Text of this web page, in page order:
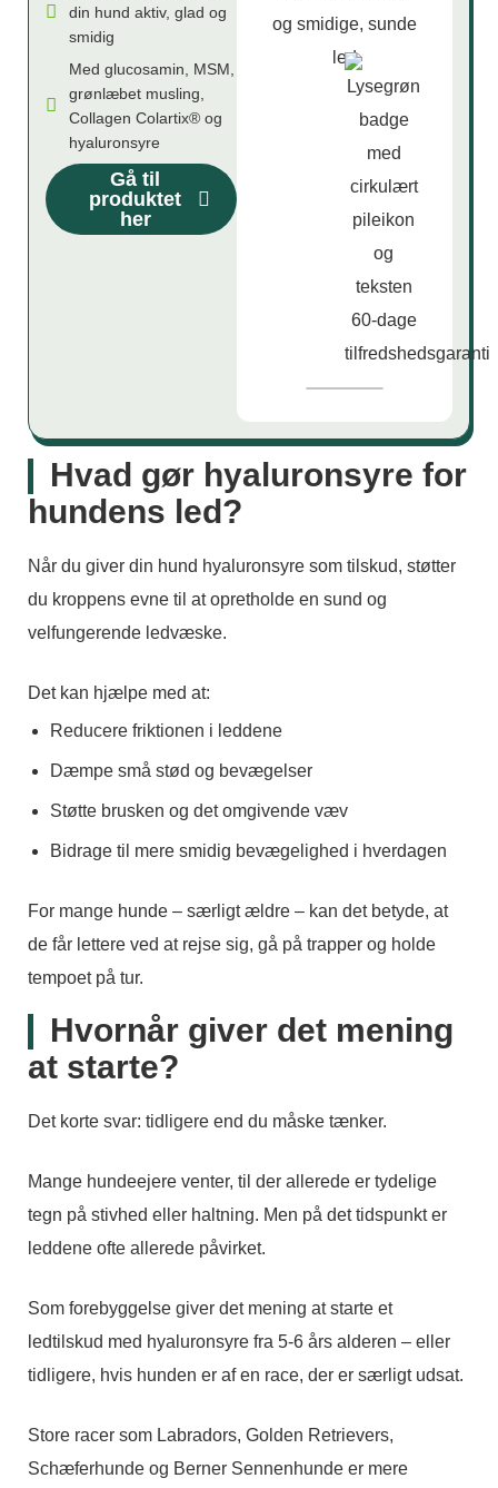
din hund aktiv, glad og
smidig
Med glucosamin, MSM,
grønlæbet musling,
Collagen Colartix® og
hyaluronsyre
Gå til
produktet
her
Hvad gør hyaluronsyre for
hundens led?
Når du giver din hund hyaluronsyre som tilskud, støtter
du kroppens evne til at opretholde en sund og
velfungerende ledvæske.
Det kan hjælpe med at:
Reducere friktionen i leddene
Dæmpe små stød og bevægelser
Støtte brusken og det omgivende væv
Bidrage til mere smidig bevægelighed i hverdagen
For mange hunde – særligt ældre – kan det betyde, at
de får lettere ved at rejse sig, gå på trapper og holde
tempoet på tur.
Hvornår giver det mening
at starte?
Det korte svar: tidligere end du måske tænker.
Mange hundeejere venter, til der allerede er tydelige
tegn på stivhed eller haltning. Men på det tidspunkt er
leddene ofte allerede påvirket.
Som forebyggelse giver det mening at starte et
ledtilskud med hyaluronsyre fra 5-6 års alderen – eller
tidligere, hvis hunden er af en race, der er særligt udsat.
Store racer som Labradors, Golden Retrievers,
Schæferhunde og Berner Sennenhunde er mere